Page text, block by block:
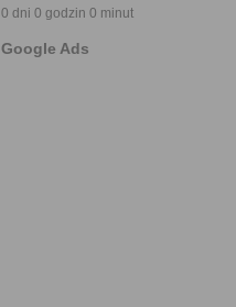
0 dni 0 godzin 0 minut
Google Ads